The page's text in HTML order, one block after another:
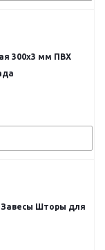
300x3 мм ПВХ
Шторы для